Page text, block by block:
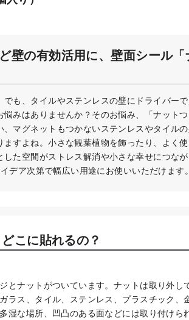
壁の有効活用に、壁面シール
でも、タイルやステンレスの壁にドライバー
みはありませんか？そのお悩み、「ナット
マグネットもつかないステンレスやタイル
すよね。小さな観葉植物を飾ったり、よく
た空間がストレス解消や小さな幸せにつなが
デア次第で幅広い用途にお使いいただけます。
こに貼れるの？
とナットがついています。ナットは取り外し
ラス、タイル、ステンレス、プラスチック、
湿な場所、凹凸のある面などには取り付けら